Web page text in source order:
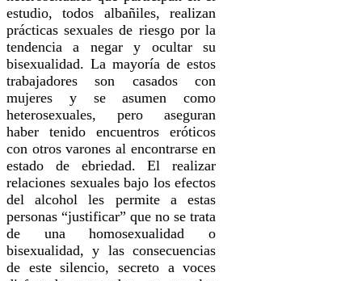
estudio, todos albañiles, realizan
prácticas sexuales de riesgo por la
tendencia a negar y ocultar su
bisexualidad. La mayoría de estos
trabajadores son casados con
mujeres y se asumen como
heterosexuales, pero aseguran
haber tenido encuentros eróticos
con otros varones al encontrarse en
estado de ebriedad. El realizar
relaciones sexuales bajo los efectos
del alcohol les permite a estas
personas “justificar” que no se trata
de una homosexualidad o
bisexualidad, y las consecuencias
de este silencio, secreto a voces